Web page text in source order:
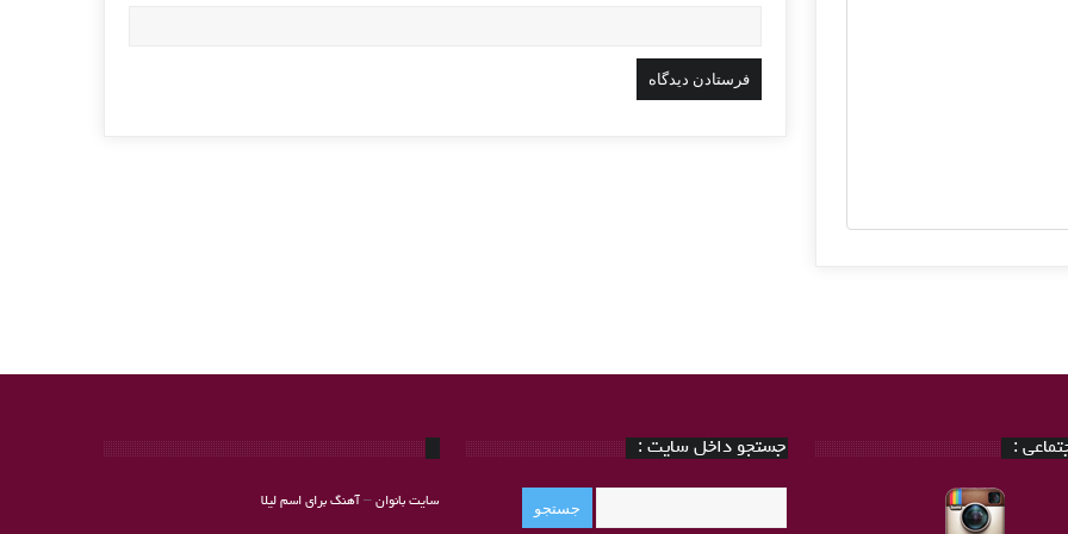
سایت بانوان – آهنگ برای اسم لیلا
جستجو داخل سایت : :